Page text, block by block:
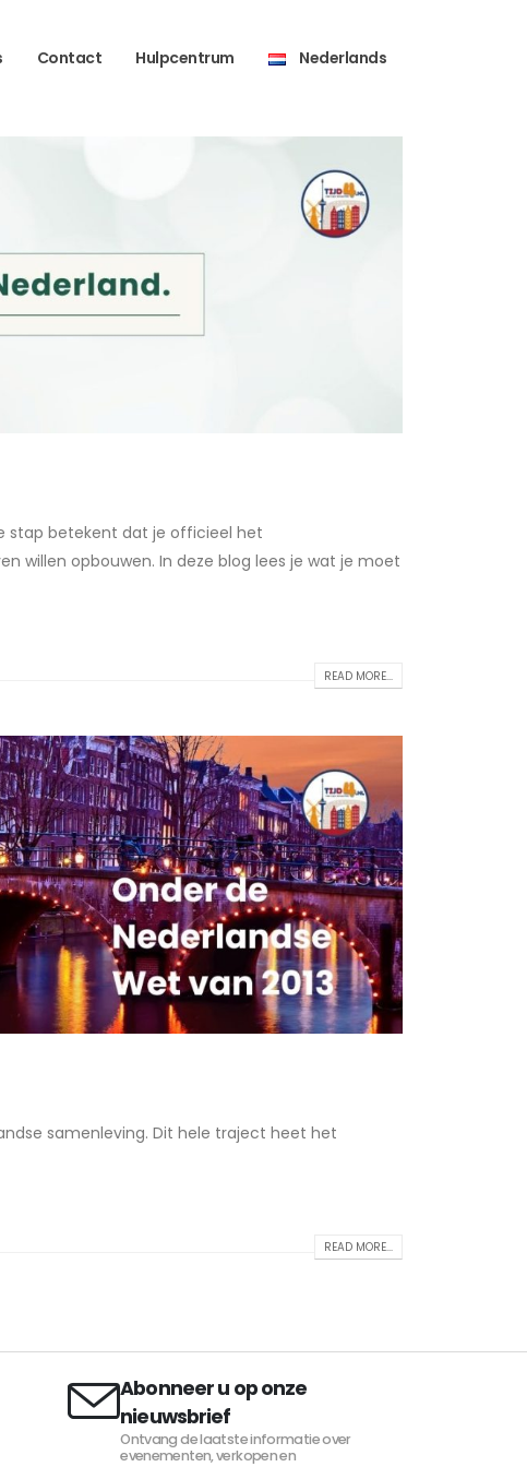
Contact Hulpcentrum Nederlands
stap betekent dat je officieel het
willen opbouwen. In deze blog lees je wat je moet
READ MORE...
samenleving. Dit hele traject heet het
READ MORE...
Abonneer u op onze
nieuwsbrief
Ontvang de laatste informatie over
evenementen, verkopen en